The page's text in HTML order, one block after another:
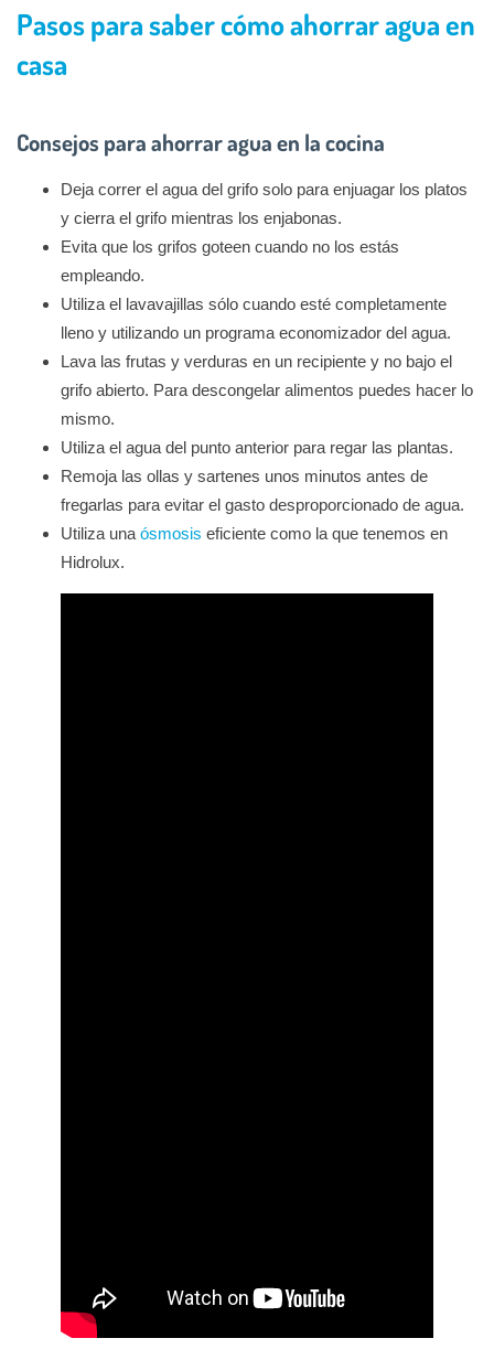
Pasos para saber cómo ahorrar agua en
casa
Consejos para ahorrar agua en la cocina
Deja correr el agua del grifo solo para enjuagar los platos
y cierra el grifo mientras los enjabonas.
Evita que los grifos goteen cuando no los estás
empleando.
Utiliza el lavavajillas sólo cuando esté completamente
lleno y utilizando un programa economizador del agua.
Lava las frutas y verduras en un recipiente y no bajo el
grifo abierto. Para descongelar alimentos puedes hacer lo
mismo.
Utiliza el agua del punto anterior para regar las plantas.
Remoja las ollas y sartenes unos minutos antes de
fregarlas para evitar el gasto desproporcionado de agua.
Utiliza una ósmosis eficiente como la que tenemos en
Hidrolux.